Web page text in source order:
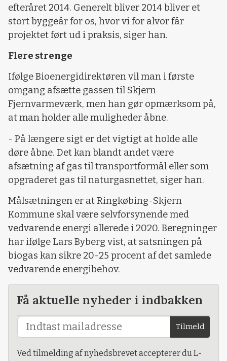
efteråret 2014. Generelt bliver 2014 bliver et
stort byggeår for os, hvor vi for alvor får
projektet ført ud i praksis, siger han.
Flere strenge
Ifølge Bioenergidirektøren vil man i første
omgang afsætte gassen til Skjern
Fjernvarmeværk, men han gør opmærksom på,
at man holder alle muligheder åbne.
- På længere sigt er det vigtigt at holde alle
døre åbne. Det kan blandt andet være
afsætning af gas til transportformål eller som
opgraderet gas til naturgasnettet, siger han.
Målsætningen er at Ringkøbing-Skjern
Kommune skal være selvforsynende med
vedvarende energi allerede i 2020. Beregninger
har ifølge Lars Byberg vist, at satsningen på
biogas kan sikre 20-25 procent af det samlede
vedvarende energibehov.
Få aktuelle nyheder i indbakken
Tilmeld
Ved tilmelding af nyhedsbrevet accepterer du L-